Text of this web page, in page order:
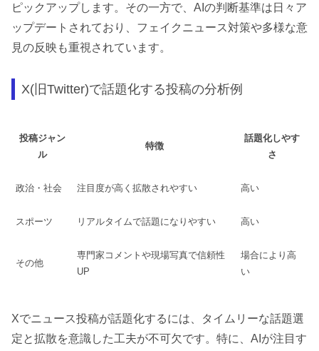
ピックアップします。その一方で、AIの判断基準は日々ア
ップデートされており、フェイクニュース対策や多様な意
見の反映も重視されています。
X(旧Twitter)で話題化する投稿の分析例
投稿ジャン
ル
特徴
話題化しやす
さ
政治・社会 注目度が高く拡散されやすい 高い
スポーツ リアルタイムで話題になりやすい 高い
その他
専門家コメントや現場写真で信頼性
UP
場合により高
い
Xでニュース投稿が話題化するには、タイムリーな話題選
定と拡散を意識した工夫が不可欠です。特に、AIが注目す